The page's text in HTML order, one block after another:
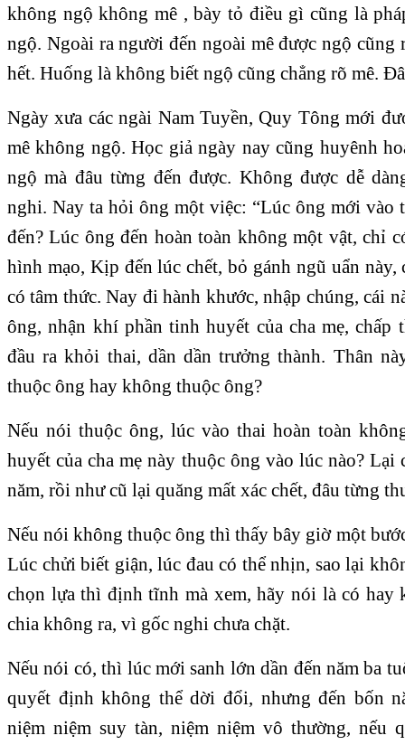
không ngộ không mê , bày tỏ điều gì cũng là
ngộ. Ngoài ra người đến ngoài mê được ngộ cũng
hết. Huống là không biết ngộ cũng chẳng rõ mê.
Ngày xưa các ngài Nam Tuyền, Quy Tông mới
mê không ngộ. Học giả ngày nay cũng huyênh
ngộ mà đâu từng đến được. Không được dễ
nghi. Nay ta hỏi ông một việc: “Lúc ông mới vào
đến? Lúc ông đến hoàn toàn không một vật, chỉ
hình mạo, Kịp đến lúc chết, bỏ gánh ngũ uẩn
có tâm thức. Nay đi hành khước, nhập chúng, cái
ông, nhận khí phần tinh huyết của cha mẹ, chấp
đầu ra khỏi thai, dần dần trưởng thành. Thân
thuộc ông hay không thuộc ông?
Nếu nói thuộc ông, lúc vào thai hoàn toàn
huyết của cha mẹ này thuộc ông vào lúc nào?
năm, rồi như cũ lại quăng mất xác chết, đâu từng
Nếu nói không thuộc ông thì thấy bây giờ một
Lúc chửi biết giận, lúc đau có thể nhịn, sao lại
chọn lựa thì định tĩnh mà xem, hãy nói là có hay
chia không ra, vì gốc nghi chưa chặt.
Nếu nói có, thì lúc mới sanh lớn dần đến năm ba
quyết định không thể dời đổi, nhưng đến bốn
niệm niệm suy tàn, niệm niệm vô thường, nếu